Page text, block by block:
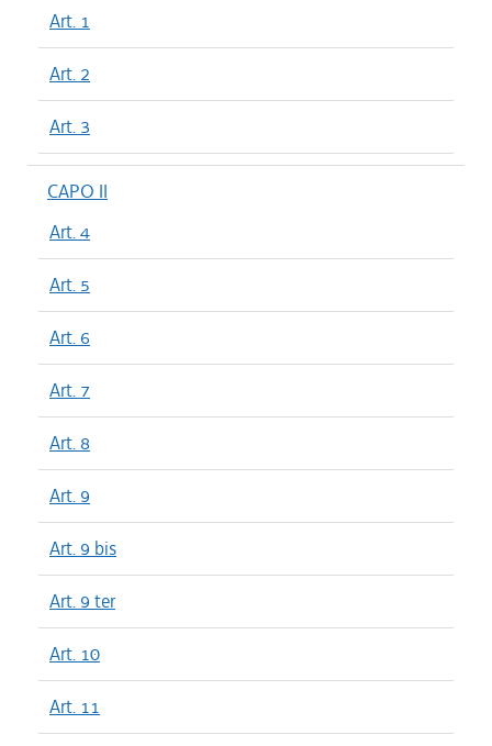
Art. 1
Art. 2
Art. 3
CAPO II
Art. 4
Art. 5
Art. 6
Art. 7
Art. 8
Art. 9
Art. 9 bis
Art. 9 ter
Art. 10
Art. 11